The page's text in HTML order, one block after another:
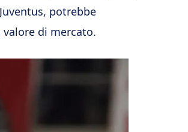
potrebbe
di mercato.